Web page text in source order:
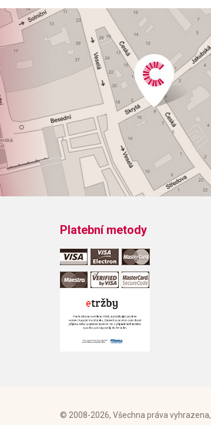
Platební metody
© 2008-2026, Všechna práva vyhrazena,